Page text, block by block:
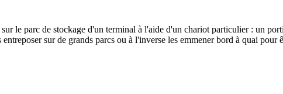
le parc de stockage d'un terminal à l'aide d'un chariot particulier : un
sur de grands parcs ou à l'inverse les emmener bord à quai pour